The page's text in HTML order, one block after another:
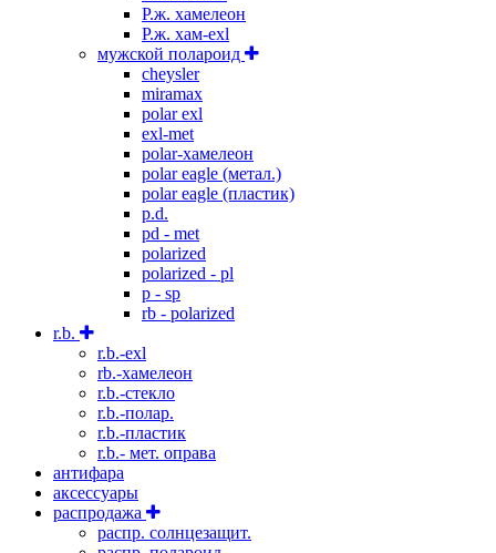
P.ж. хамелеон
Р.ж. хам-exl
мужской полароид
cheysler
miramax
polar exl
exl-met
polar-хамелеон
polar eagle (метал.)
polar eagle (пластик)
p.d.
pd - met
polarized
polarized - pl
p - sp
rb - polarized
r.b.
r.b.-exl
rb.-хамелеон
r.b.-стекло
r.b.-полар.
r.b.-пластик
r.b.- мет. оправа
антифара
аксессуары
распродажа
распр. солнцезащит.